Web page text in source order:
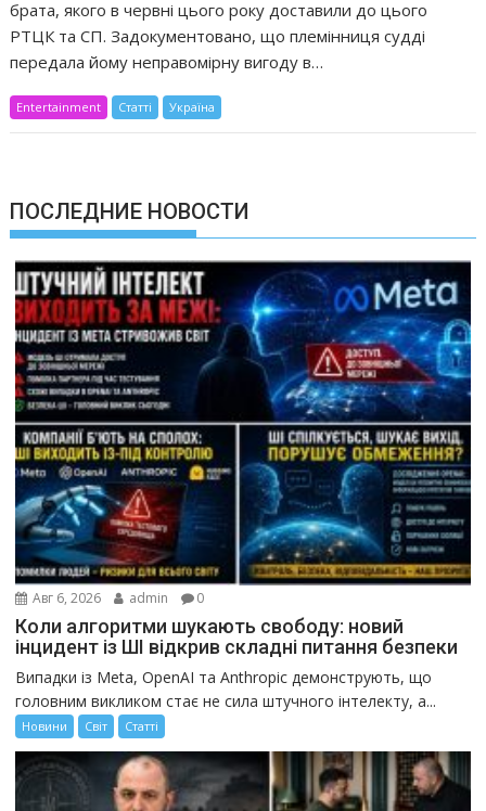
брата, якого в червні цього року доставили до цього
РТЦК та СП. Задокументовано, що племінниця судді
передала йому неправомірну вигоду в…
Entertainment Статті Україна
ПОСЛЕДНИЕ НОВОСТИ
Авг 6, 2026 admin 0
Коли алгоритми шукають свободу: новий
інцидент із ШІ відкрив складні питання безпеки
Випадки із Meta, OpenAI та Anthropic демонструють, що
головним викликом стає не сила штучного інтелекту, а...
Новини Світ Статті